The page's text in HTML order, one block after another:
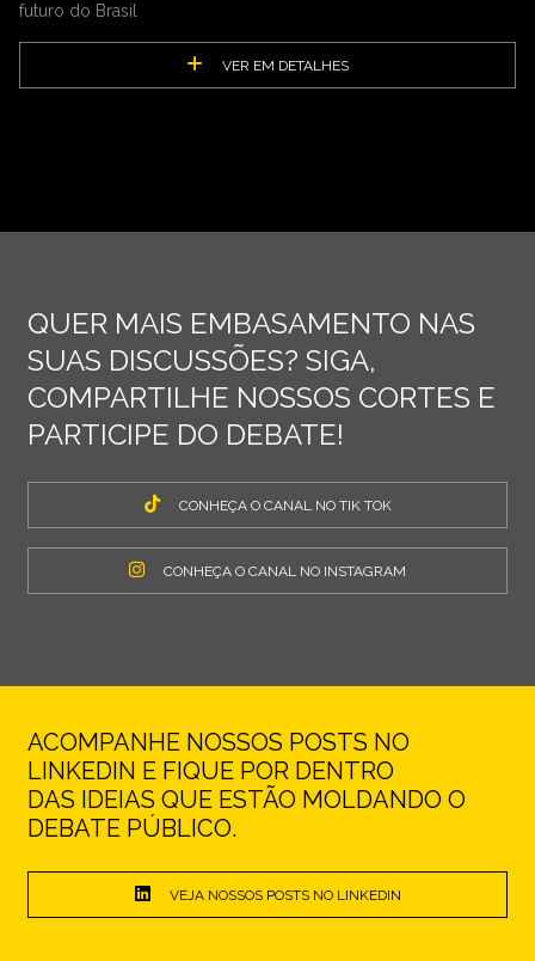
futuro do Brasil
VER EM DETALHES
QUER MAIS EMBASAMENTO NAS
SUAS DISCUSSÕES? SIGA,
COMPARTILHE NOSSOS CORTES E
PARTICIPE DO DEBATE!
CONHEÇA O CANAL NO TIK TOK
CONHEÇA O CANAL NO INSTAGRAM
ACOMPANHE NOSSOS POSTS NO
LINKEDIN E FIQUE POR DENTRO
DAS IDEIAS QUE ESTÃO MOLDANDO O
DEBATE PÚBLICO.
VEJA NOSSOS POSTS NO LINKEDIN